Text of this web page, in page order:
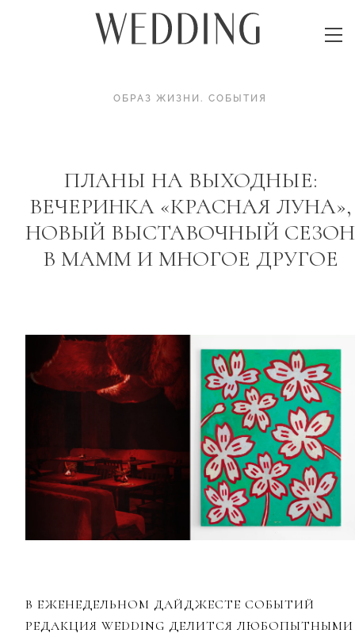
ОБРАЗ ЖИЗНИ . СОБЫТИЯ
ПЛАНЫ НА ВЫХОДНЫЕ:
ВЕЧЕРИНКА «КРАСНАЯ ЛУНА»,
НОВЫЙ ВЫСТАВОЧНЫЙ СЕЗОН
В МАММ И МНОГОЕ ДРУГОЕ
В ЕЖЕНЕДЕЛЬНОМ ДАЙДЖЕСТЕ СОБЫТИЙ
РЕДАКЦИЯ WEDDING ДЕЛИТСЯ ЛЮБОПЫТНЫМИ